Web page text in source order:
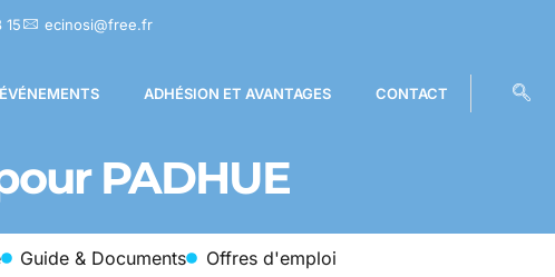
15 ecinosi@free.fr
ADHÉSION ET AVANTAGES CONTACT
PADHUE
Guide & Documents Offres d'emploi